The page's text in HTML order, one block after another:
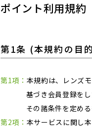
ポイント利用規約
第1条 (本規約の目
第1項： 本規約は、レンズ
基づき会員登録を
その諸条件を定める
第2項： 本サービスに関し